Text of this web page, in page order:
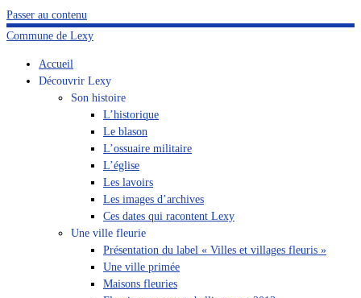
Passer au contenu
Commune de Lexy
Accueil
Découvrir Lexy
Son histoire
L’historique
Le blason
L’ossuaire militaire
L’église
Les lavoirs
Les images d’archives
Ces dates qui racontent Lexy
Une ville fleurie
Présentation du label « Villes et villages fleuris »
Une ville primée
Maisons fleuries